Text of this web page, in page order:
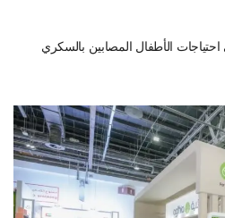
الأطفال المصابين بالسكري